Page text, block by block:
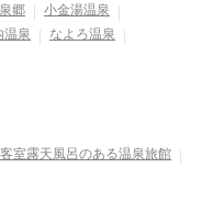
郷
小金湯温泉
温泉
なよろ温泉
客室露天風呂のある温泉旅館